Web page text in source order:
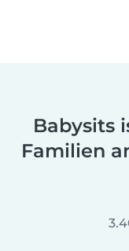
Babysits
Familien